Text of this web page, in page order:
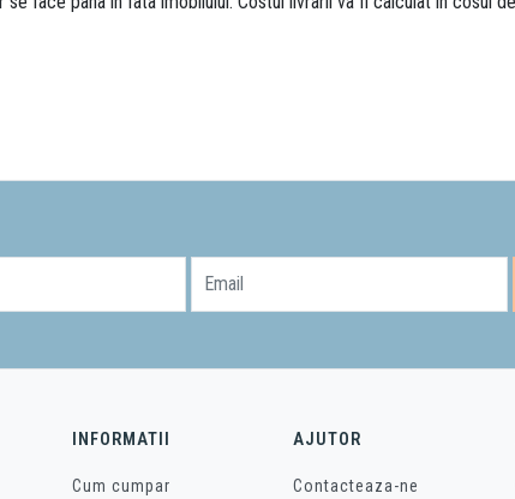
Email
INFORMATII
Cum cumpar
AJUTOR
Contacteaza-ne